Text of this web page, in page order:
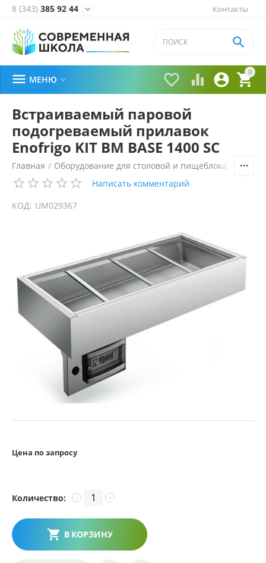
Контакты
8 (343) 385 92 44 
0


 

 МЕНЮ 
Встраиваемый паровой
подогреваемый прилавок
Enofrigo KIT BM BASE 1400 SC
Главная / Оборудование для столовой и пищеблока
Написать комментарий
КОД: UM029367
Цена по запросу
Количество: +
−
В КОРЗИНУ